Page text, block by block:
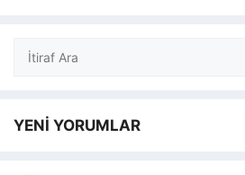
Ara
YENİ YORUMLAR